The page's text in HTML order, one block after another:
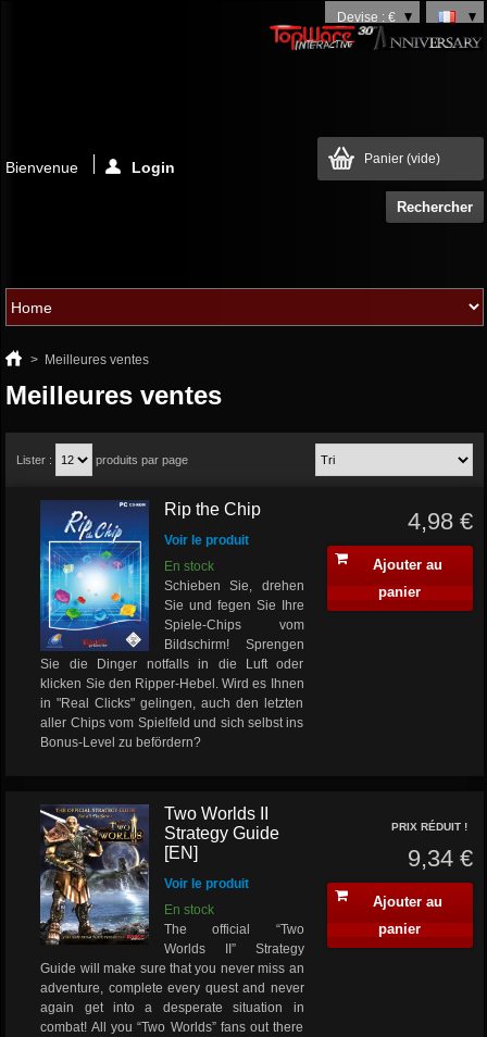
Devise : €
Panier (vide)
Bienvenue Login
> Meilleures ventes
Meilleures ventes
Lister : produits par page
Rip the Chip
Voir le produit
En stock
Schieben Sie, drehen
Sie und fegen Sie Ihre
Spiele-Chips vom
Bildschirm! Sprengen
Sie die Dinger notfalls in die Luft oder
klicken Sie den Ripper-Hebel. Wird es Ihnen
in "Real Clicks" gelingen, auch den letzten
aller Chips vom Spielfeld und sich selbst ins
Bonus-Level zu befördern?
4,98 €
Ajouter au
panier
Two Worlds II
Strategy Guide
[EN]
Voir le produit
En stock
The official “Two
Worlds II” Strategy
Guide will make sure that you never miss an
adventure, complete every quest and never
again get into a desperate situation in
combat! All you “Two Worlds” fans out there
PRIX RÉDUIT !
9,34 €
Ajouter au
panier